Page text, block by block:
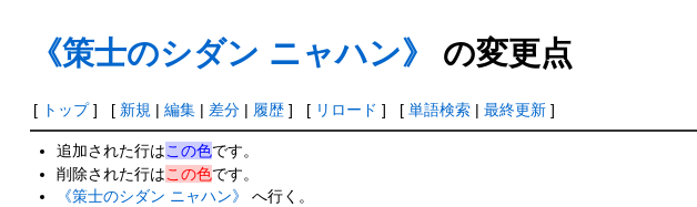
《策士のシダン ニャハン》 の変更点
[ トップ] [ 新規| 編集| 差分| 履歴] [ リロード ] [ 単語検索| 最終更新]
追加された行はこの色です。
削除された行はこの色です。
《策士のシダン ニャハン》
へ行く。